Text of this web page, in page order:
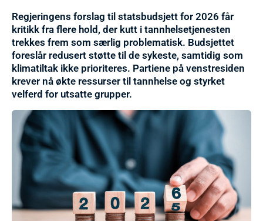
Regjeringens forslag til statsbudsjett for 2026 får
kritikk fra flere hold, der kutt i tannhelsetjenesten
trekkes frem som særlig problematisk. Budsjettet
foreslår redusert støtte til de sykeste, samtidig som
klimatiltak ikke prioriteres. Partiene på venstresiden
krever nå økte ressurser til tannhelse og styrket
velferd for utsatte grupper.